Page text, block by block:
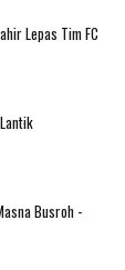
Lepas Tim FC
Busroh -